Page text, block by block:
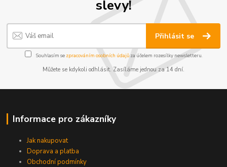
slevy!
Přihlásit se
Souhlasím se zpracováním osobních údajůza účelem rozesílky newsletteru.
Můžete se kdykoli odhlásit. Zasíláme jednou za 14 dní.
Informace pro zákazníky
Jak nakupovat
Doprava a platba
Obchodní podmínky